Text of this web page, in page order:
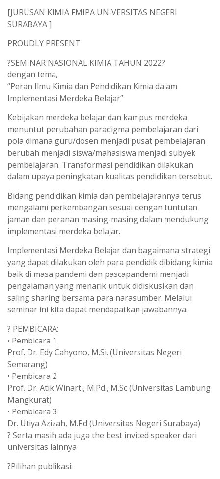
t
s
p
e
g
m
[JURUSAN KIMIA FMIPA UNIVERSITAS NEGERI
SURABAYA ]
PROUDLY PRESENT
?SEMINAR NASIONAL KIMIA TAHUN 2022?
dengan tema,
“Peran Ilmu Kimia dan Pendidikan Kimia dalam
Implementasi Merdeka Belajar”
Kebijakan merdeka belajar dan kampus merdeka
menuntut perubahan paradigma pembelajaran dari
pola dimana guru/dosen menjadi pusat pembelajaran
berubah menjadi siswa/mahasiswa menjadi subyek
pembelajaran. Transformasi pendidikan dilakukan
dalam upaya peningkatan kualitas pendidikan tersebut.
Bidang pendidikan kimia dan pembelajarannya terus
mengalami perkembangan sesuai dengan tuntutan
jaman dan peranan masing-masing dalam mendukung
implementasi merdeka belajar.
Implementasi Merdeka Belajar dan bagaimana strategi
yang dapat dilakukan oleh para pendidik dibidang kimia
baik di masa pandemi dan pascapandemi menjadi
pengalaman yang menarik untuk didiskusikan dan
saling sharing bersama para narasumber. Melalui
seminar ini kita dapat mendapatkan jawabannya.
?️ PEMBICARA:
• Pembicara 1
Prof. Dr. Edy Cahyono, M.Si. (Universitas Negeri
Semarang)
• Pembicara 2
Prof. Dr. Atik Winarti, M.Pd., M.Sc (Universitas Lambung
Mangkurat)
• Pembicara 3
Dr. Utiya Azizah, M.Pd (Universitas Negeri Surabaya)
?️ Serta masih ada juga the best invited speaker dari
universitas lainnya
?Pilihan publikasi: